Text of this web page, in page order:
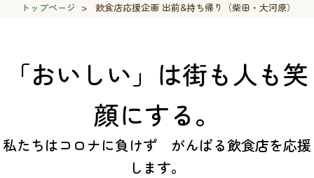
トップページ > 飲食店応援企画 出前&持ち帰り（柴田・大河原）
「おいしい」は街も人も笑
顔にする。
私たちはコロナに負けず がんばる飲食店を応援
します。